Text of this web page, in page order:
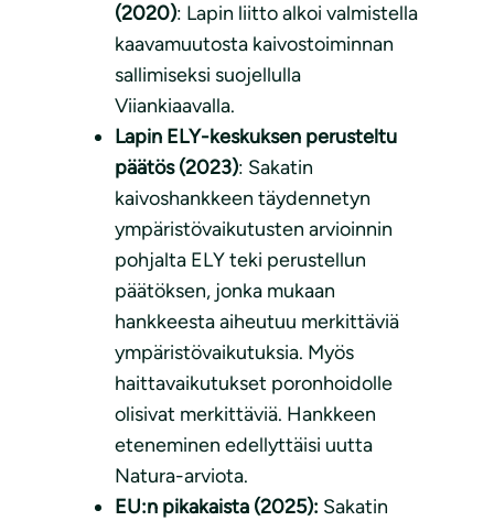
(2020): Lapin liitto alkoi valmistella
kaavamuutosta kaivostoiminnan
sallimiseksi suojellulla
Viiankiaavalla.
Lapin ELY-keskuksen perusteltu
päätös (2023): Sakatin
kaivoshankkeen täydennetyn
ympäristövaikutusten arvioinnin
pohjalta ELY teki perustellun
päätöksen, jonka mukaan
hankkeesta aiheutuu merkittäviä
ympäristövaikutuksia. Myös
haittavaikutukset poronhoidolle
olisivat merkittäviä. Hankkeen
eteneminen edellyttäisi uutta
Natura-arviota.
EU:n pikakaista (2025): Sakatin